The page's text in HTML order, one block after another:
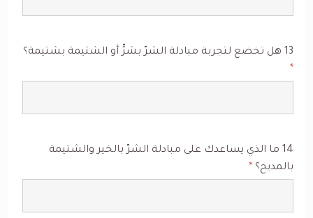
13 هل تخضع لتجربة مبادلة الشرّ بشرٍّ أو الشتيمة بشتيمة؟
*
14 ما الذي يساعدك على مبادلة الشرّ بالخير والشتيمة
بالمديح؟ *